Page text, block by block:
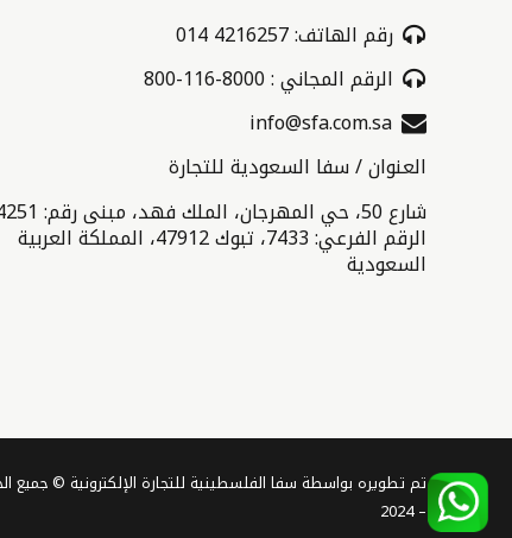
رقم الهاتف: 4216257 014
الرقم المجاني : 8000-116-800
info@sfa.com.sa
العنوان / سفا السعودية للتجارة
الرقم الفرعي: 7433، تبوك 47912، المملكة العربية
السعودية
– 2024